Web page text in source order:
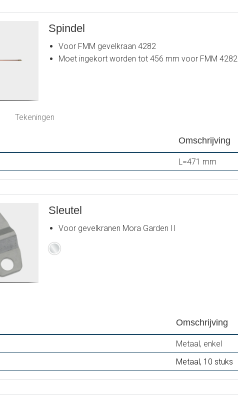
Spindel
Voor FMM gevelkraan 4282
Moet ingekort worden tot 456 mm voor FMM 4282
Tekeningen
Omschrijving
L=471 mm
Sleutel
Voor gevelkranen Mora Garden II
Chroom
Omschrijving
Metaal, enkel
Metaal, 10 stuks